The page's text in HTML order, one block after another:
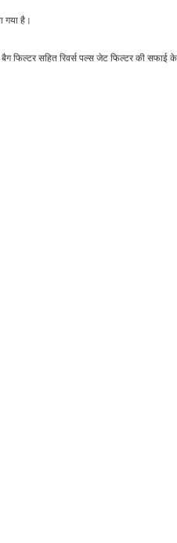
गया है।
सहित रिवर्स पल्स जेट फिल्टर की सफाई